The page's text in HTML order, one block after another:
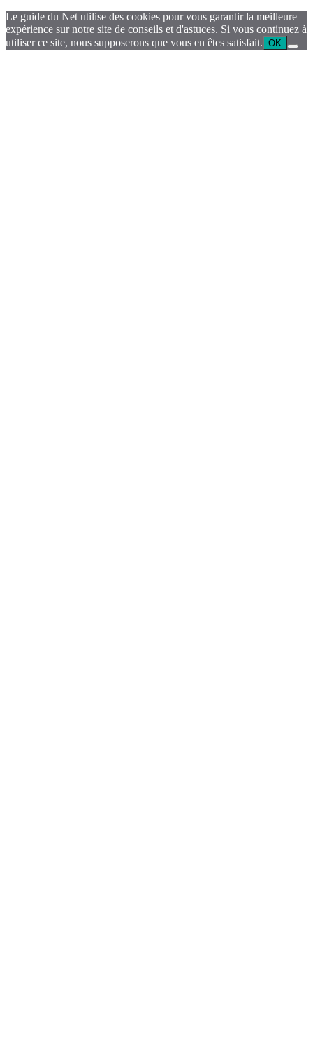
Le guide du Net utilise des cookies pour vous garantir la meilleure
expérience sur notre site de conseils et d'astuces. Si vous continuez à
utiliser ce site, nous supposerons que vous en êtes satisfait. OK